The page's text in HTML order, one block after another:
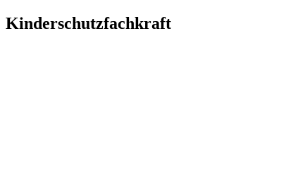
Kinderschutzfachkraft